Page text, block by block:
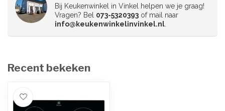
Bij Keukenwinkel in Vinkel helpen we je graag!
Vragen? Bel 073-5320393 of mail naar
info@keukenwinkelinvinkel.nl.
Recent bekeken